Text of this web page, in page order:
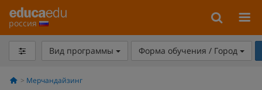
россия
Вид программы Форма обучения / Город
Мерчандайзинг